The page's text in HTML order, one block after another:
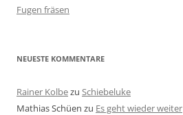
Fugen fräsen
NEUESTE KOMMENTARE
Rainer Kolbezu Schiebeluke
Mathias Schüen zu Es geht wieder weiter